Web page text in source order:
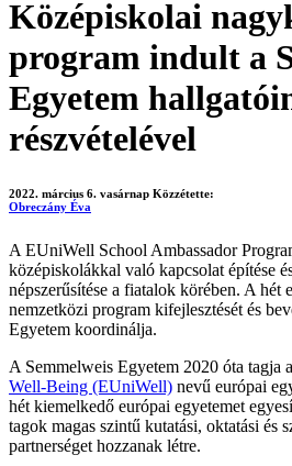
Középiskolai
program indult a
Egyetem
részvételével
2022. március 6. vasárnap Közzétette:
Obreczány Éva
A EUniWell School Ambassador
középiskolákkal való kapcsolat építése
népszerűsítése a fiatalok körében. A hét
nemzetközi program kifejlesztését és
Egyetem koordinálja.
A Semmelweis Egyetem 2020 óta tagja a
Well-Being (EUniWell) nevű európai
hét kiemelkedő európai egyetemet
tagok magas szintű kutatási, oktatási és
partnerséget hozzanak létre.